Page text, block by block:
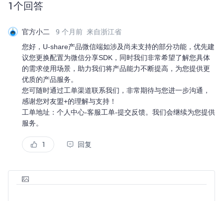
1个回答
官方小二 9 个月前 来自浙江省
您好，U-share产品微信端如涉及尚未支持的部分功能，优先建
议您更换配置为微信分享SDK，同时我们非常希望了解您具体
的需求使用场景，助力我们将产品能力不断提高，为您提供更
优质的产品服务。
您可随时通过工单渠道联系我们，非常期待与您进一步沟通，
感谢您对友盟+的理解与支持！
工单地址：个人中心-客服工单-提交反馈。我们会继续为您提供
服务。
1 回复